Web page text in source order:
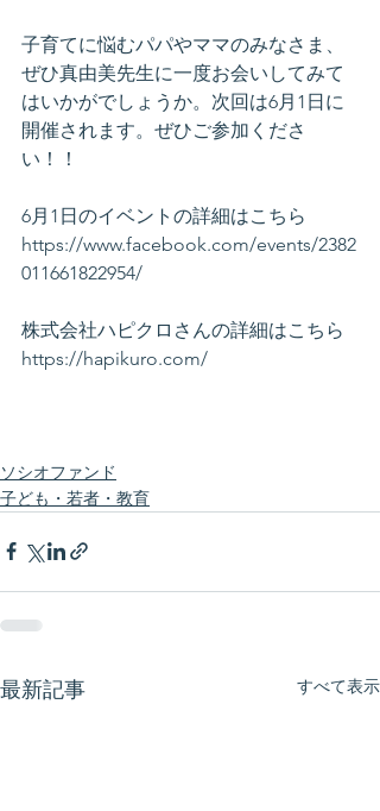
子育てに悩むパパやママのみなさま、
ぜひ真由美先生に一度お会いしてみて
はいかがでしょうか。次回は6月1日に
開催されます。ぜひご参加くださ
い！！
6月1日のイベントの詳細はこちら
https://www.facebook.com/events/2382
011661822954/
株式会社ハピクロさんの詳細はこちら
https://hapikuro.com/
ソシオファンド
子ども・若者・教育
最新記事 すべて表示